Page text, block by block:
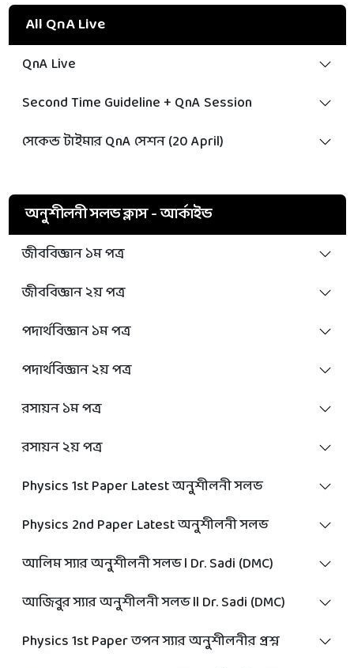
All QnA Live
QnA Live
Second Time Guideline + QnA Session
সেকেন্ড টাইমার QnA সেশন (20 April)
অনুশীলনী সলভ ক্লাস - আর্কাইভ
জীববিজ্ঞান ১ম পত্র
জীববিজ্ঞান ২য় পত্র
পদার্থবিজ্ঞান ১ম পত্র
পদার্থবিজ্ঞান ২য় পত্র
রসায়ন ১ম পত্র
রসায়ন ২য় পত্র
Physics 1st Paper Latest অনুশীলনী সলভ
Physics 2nd Paper Latest অনুশীলনী সলভ
আলিম স্যার অনুশীলনী সলভ l Dr. Sadi (DMC)
আজিবুর স্যার অনুশীলনী সলভ ll Dr. Sadi (DMC)
Physics 1st Paper তপন স্যার অনুশীলনীর প্রশ্ন